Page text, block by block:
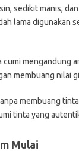
sedikit manis,
lama digunakan
mengandung
membuang nilai
membuang
tinta yang
Mulai